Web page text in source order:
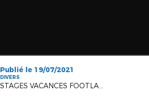
Publié le 19/07/2021
DIVERS
STAGES VACANCES FOOTLAND 2021 - SEMAINE 2